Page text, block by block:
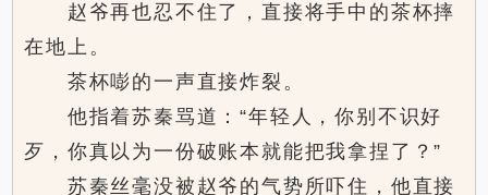
赵爷再也忍不住了，直接将手中的茶杯摔
在地上。
茶杯嘭的一声直接炸裂。
他指着苏秦骂道：“年轻人，你别不识好
歹，你真以为一份破账本就能把我拿捏了？”
苏秦丝毫没被赵爷的气势所吓住，他直接